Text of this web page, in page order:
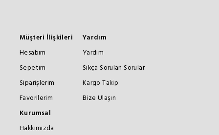
Müşteri İlişkileri
Hesabım
Sepetim
Siparişlerim
Favorilerim
Yardım
Yardım
Sıkça Sorulan Sorular
Kargo Takip
Bize Ulaşın
Kurumsal
Hakkımızda